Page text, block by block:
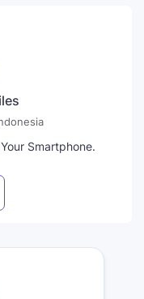
Smartphone.